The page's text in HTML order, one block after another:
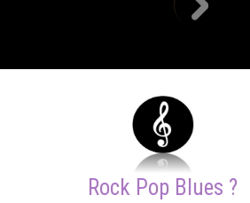
Rock Pop Blues ?